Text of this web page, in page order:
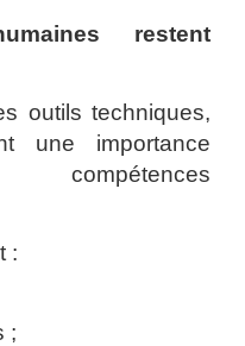
restent
outils techniques,
une importance
:
;